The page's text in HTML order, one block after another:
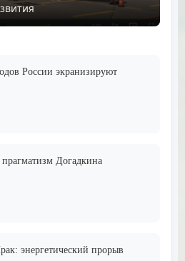
России экранизируют
Догадкина
энергетический прорыв